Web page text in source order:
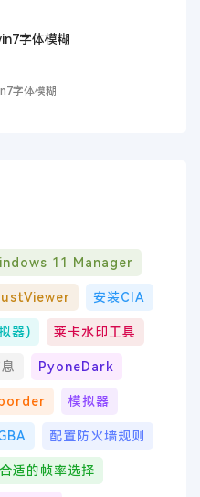
字体模糊
字体模糊
11 Manager
安装CIA
器) 莱卡水印工具
PyoneDark
模拟器
配置防火墙规则
合适的帧率选择